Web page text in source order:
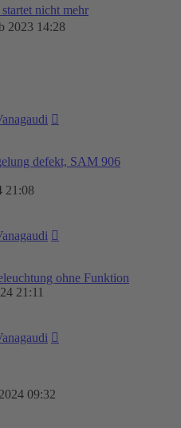
nicht mehr
2023 14:28
defekt, SAM 906
21:08
ohne Funktion
21:11
09:32